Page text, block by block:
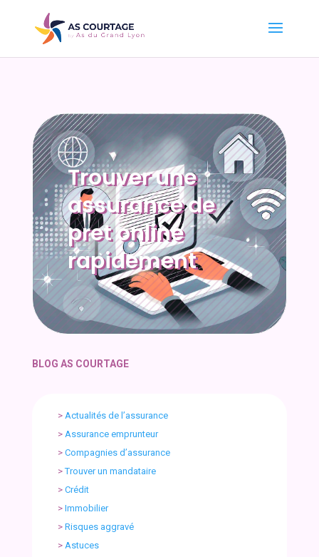
Trouver une
assurance de
pret online
rapidement
BLOG AS COURTAGE
> Actualités de l’assurance
> Assurance emprunteur
> Compagnies d’assurance
>Trouver un mandataire
> Crédit
> Immobilier
> Risques aggravé
> Astuces